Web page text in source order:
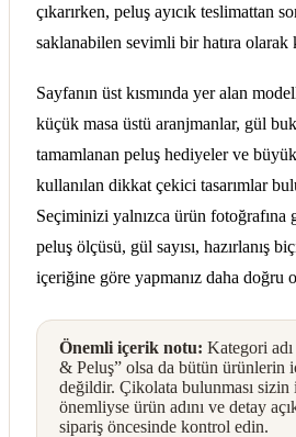
çıkarırken, peluş ayıcık teslimattan
saklanabilen sevimli bir hatıra olarak
Sayfanın üst kısmında yer alan
küçük masa üstü aranjmanlar, gül
tamamlanan peluş hediyeler ve
kullanılan dikkat çekici tasarımlar
Seçiminizi yalnızca ürün fotoğrafına
peluş ölçüsü, gül sayısı, hazırlanış
içeriğine göre yapmanız daha doğru
Önemli içerik notu: Kategori
& Peluş” olsa da bütün ürünlerin
değildir. Çikolata bulunması sizin
önemliyse ürün adını ve detay
sipariş öncesinde kontrol edin.